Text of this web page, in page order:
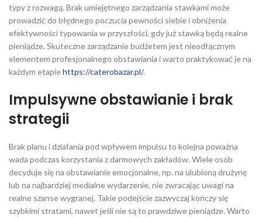
typy z rozwagą. Brak umiejętnego zarządzania stawkami może
prowadzić do błędnego poczucia pewności siebie i obniżenia
efektywności typowania w przyszłości, gdy już stawką będą realne
pieniądze. Skuteczne zarządzanie budżetem jest nieodłącznym
elementem profesjonalnego obstawiania i warto praktykować je na
każdym etapiehttps://caterobazar.pl/.
Impulsywne obstawianie i brak
strategii
Brak planu i działania pod wpływem impulsu to kolejna poważna
wada podczas korzystania z darmowych zakładów. Wiele osób
decyduje się na obstawianie emocjonalne, np. na ulubioną drużynę
lub na najbardziej medialne wydarzenie, nie zwracając uwagi na
realne szanse wygranej. Takie podejście zazwyczaj kończy się
szybkimi stratami, nawet jeśli nie są to prawdziwe pieniądze. Warto